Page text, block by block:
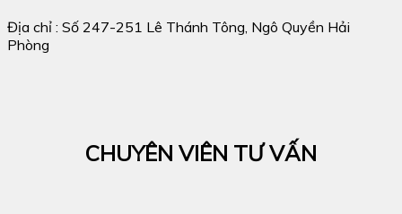
Địa chỉ : Số 247-251 Lê Thánh Tông, Ngô Quyền Hải
Phòng
CHUYÊN VIÊN TƯ VẤN